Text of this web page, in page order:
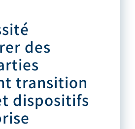
des
transition
dispositifs